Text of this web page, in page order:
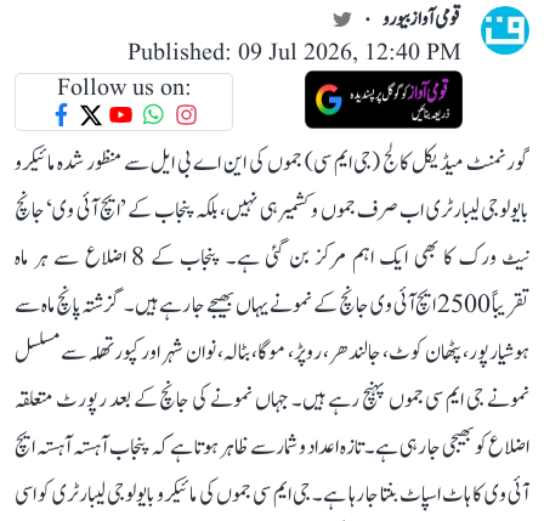
قومی آواز بیورو
Published: 09 Jul 2026, 12:40 PM
Follow us on:
گورنمنٹ میڈیکل کالج (جی ایم سی) جموں کی این اے بی ایل سے منظور شدہ مائیکرو
بایولوجی لیبارٹری اب صرف جموں و کشمیر ہی نہیں، بلکہ پنجاب کے ’ایچ آئی وی‘ جانچ
نیٹ ورک کا بھی ایک اہم مرکز بن گئی ہے۔ پنجاب کے 8 اضلاع سے ہر ماہ
تقریباً 2500 ایچ آئی وی جانچ کے نمونے یہاں بھیجے جا رہے ہیں۔ گزشتہ پانچ ماہ سے
ہوشیارپور، پٹھان کوٹ، جالندھر، روپڑ، موگا، بٹالہ، نوان شہر اور کپورتھلہ سے مسلسل
نمونے جی ایم سی جموں پہنچ رہے ہیں۔ جہاں نمونے کی جانچ کے بعد رپورٹ متعلقہ
اضلاع کو بھیجی جا رہی ہے۔ تازہ اعداد و شمار سے ظاہر ہوتا ہے کہ پنجاب آہستہ آہستہ ایچ
آئی وی کا ہاٹ اسپاٹ بنتا جا رہا ہے۔ جی ایم سی جموں کی مائیکرو بایولوجی لیبارٹری کو اسی